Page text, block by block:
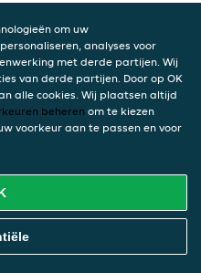
om uw
analyses voor
met derde partijen. Wij
van derde partijen. Door op OK
alle cookies. Wij plaatsen altijd
beheren om te kiezen
voorkeur aan te passen en voor